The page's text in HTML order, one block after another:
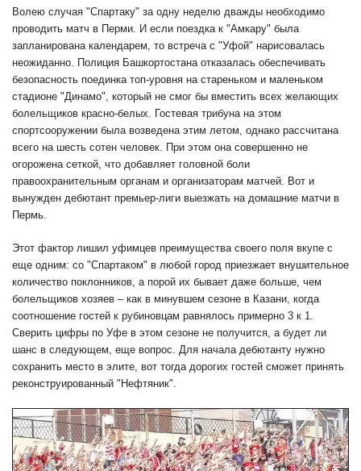
Волею случая "Спартаку" за одну неделю дважды необходимо
проводить матч в Перми. И если поездка к "Амкару" была
запланирована календарем, то встреча с "Уфой" нарисовалась
неожиданно. Полиция Башкортостана отказалась обеспечивать
безопасность поединка топ-уровня на стареньком и маленьком
стадионе "Динамо", который не смог бы вместить всех желающих
болельщиков красно-белых. Гостевая трибуна на этом
спортсооружении была возведена этим летом, однако рассчитана
всего на шесть сотен человек. При этом она совершенно не
огорожена сеткой, что добавляет головной боли
правоохранительным органам и организаторам матчей. Вот и
вынужден дебютант премьер-лиги выезжать на домашние матчи в
Пермь.
Этот фактор лишил уфимцев преимущества своего поля вкупе с
еще одним: со "Спартаком" в любой город приезжает внушительное
количество поклонников, а порой их бывает даже больше, чем
болельщиков хозяев – как в минувшем сезоне в Казани, когда
соотношение гостей к рубиновцам равнялось примерно 3 к 1.
Сверить цифры по Уфе в этом сезоне не получится, а будет ли
шанс в следующем, еще вопрос. Для начала дебютанту нужно
сохранить место в элите, вот тогда дорогих гостей сможет принять
реконструированный "Нефтяник".